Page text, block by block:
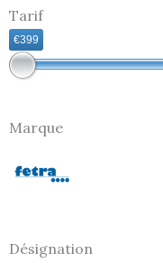
Tarif
€399
Marque
Désignation